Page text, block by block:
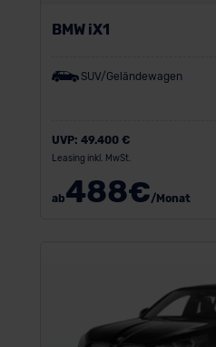
BMW iX1
SUV/Geländewagen
UVP: 49.400 €
Leasing inkl. MwSt.
ab488€/Monat